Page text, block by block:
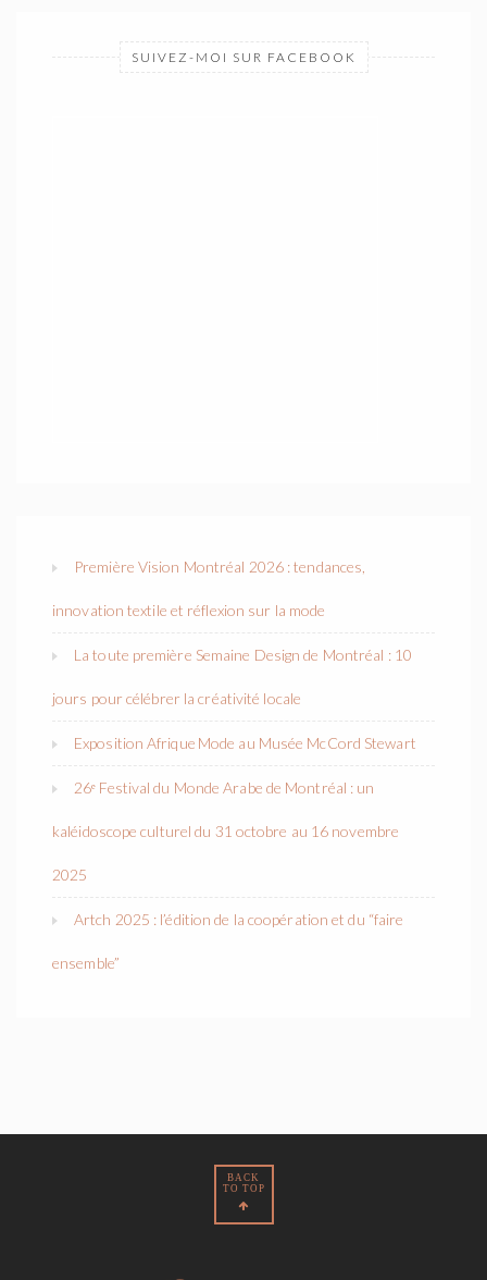
SUIVEZ-MOI SUR FACEBOOK
Première Vision Montréal 2026 : tendances,
innovation textile et réflexion sur la mode
La toute première Semaine Design de Montréal : 10
jours pour célébrer la créativité locale
Exposition Afrique Mode au Musée McCord Stewart
26ᵉ Festival du Monde Arabe de Montréal : un
kaléidoscope culturel du 31 octobre au 16 novembre
2025
Artch 2025 : l’édition de la coopération et du “faire
ensemble”
BACK
TO TOP